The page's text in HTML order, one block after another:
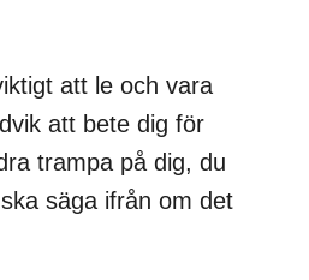
att le och vara
att bete dig för
trampa på dig, du
säga ifrån om det